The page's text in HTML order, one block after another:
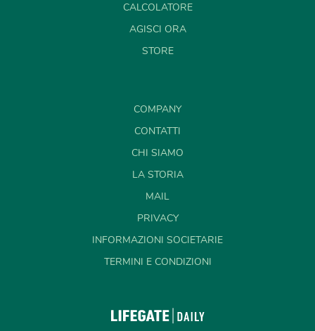
CALCOLATORE
AGISCI ORA
STORE
COMPANY
CONTATTI
CHI SIAMO
LA STORIA
MAIL
PRIVACY
INFORMAZIONI SOCIETARIE
TERMINI E CONDIZIONI